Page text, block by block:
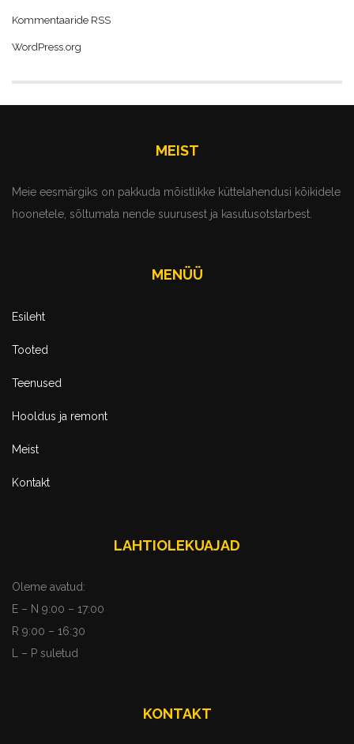
Kommentaaride RSS
WordPress.org
MEIST
Meie eesmärgiks on pakkuda mõistlikke küttelahendusi kõikidele
hoonetele, sõltumata nende suurusest ja kasutusotstarbest.
MENÜÜ
Esileht
Tooted
Teenused
Hooldus ja remont
Meist
Kontakt
LAHTIOLEKUAJAD
Oleme avatud:
E – N 9:00 – 17:00
R 9:00 – 16:30
L – P suletud
KONTAKT